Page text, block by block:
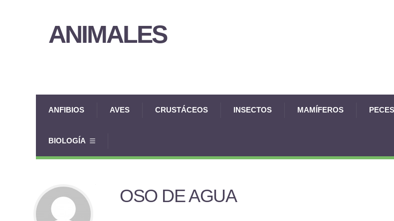
ANIMALES
ANFIBIOS AVES CRUSTÁCEOS INSECTOS MAMÍFEROS PECES
BIOLOGÍA
OSO DE AGUA